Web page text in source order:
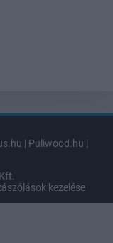
| Puliwood.hu |
kezelése